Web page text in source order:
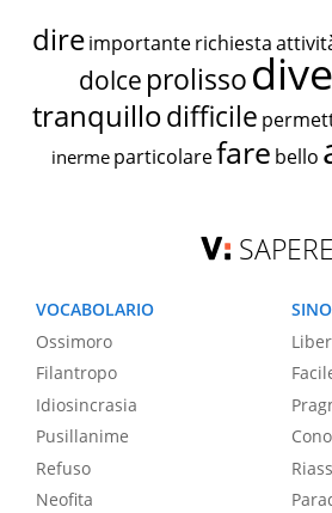
dire importante richiesta
dolce prolisso
tranquillodifficile
inerme particolarefare bello
SAPERE
VOCABOLARIO
Ossimoro
Filantropo
Idiosincrasia
Pusillanime
Refuso
Neofita